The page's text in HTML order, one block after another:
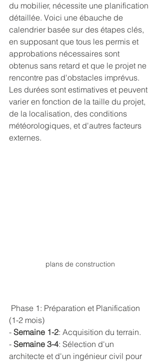
du mobilier, nécessite une planification
détaillée. Voici une ébauche de
calendrier basée sur des étapes clés,
en supposant que tous les permis et
approbations nécessaires sont
obtenus sans retard et que le projet ne
rencontre pas d'obstacles imprévus.
Les durées sont estimatives et peuvent
varier en fonction de la taille du projet,
de la localisation, des conditions
météorologiques, et d'autres facteurs
externes.
plans de construction
(1-2 mois)
- Semaine 1-2: Acquisition du terrain.
- Semaine 3-4: Sélection d'un
architecte et d'un ingénieur civil pour